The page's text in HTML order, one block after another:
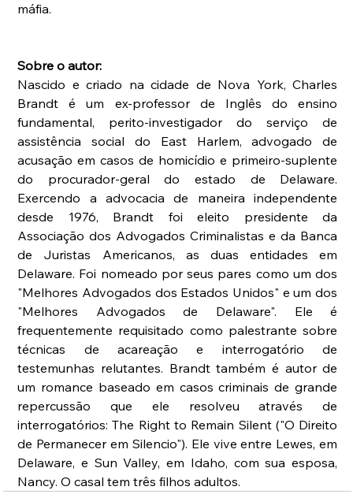
máfia.
Sobre o autor:
Nascido e criado na cidade de Nova York, Charles
Brandt é um ex-professor de Inglês do ensino
fundamental, perito-investigador do serviço de
assistência social do East Harlem, advogado de
acusação em casos de homicídio e primeiro-suplente
do procurador-geral do estado de Delaware.
Exercendo a advocacia de maneira independente
desde 1976, Brandt foi eleito presidente da
Associação dos Advogados Criminalistas e da Banca
de Juristas Americanos, as duas entidades em
Delaware. Foi nomeado por seus pares como um dos
"Melhores Advogados dos Estados Unidos" e um dos
"Melhores Advogados de Delaware". Ele é
frequentemente requisitado como palestrante sobre
técnicas de acareação e interrogatório de
testemunhas relutantes. Brandt também é autor de
um romance baseado em casos criminais de grande
repercussão que ele resolveu através de
interrogatórios: The Right to Remain Silent ("O Direito
de Permanecer em Silencio"). Ele vive entre Lewes, em
Delaware, e Sun Valley, em Idaho, com sua esposa,
Nancy. O casal tem três filhos adultos.